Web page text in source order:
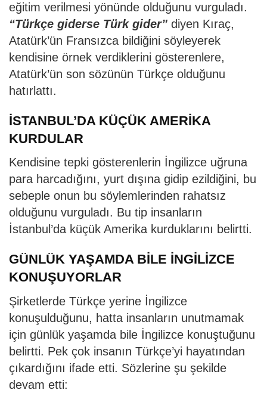
eğitim verilmesi yönünde olduğunu vurguladı.
“Türkçe giderse Türk gider” diyen Kıraç,
Atatürk’ün Fransızca bildiğini söyleyerek
kendisine örnek verdiklerini gösterenlere,
Atatürk’ün son sözünün Türkçe olduğunu
hatırlattı.
İSTANBUL’DA KÜÇÜK AMERİKA
KURDULAR
Kendisine tepki gösterenlerin İngilizce uğruna
para harcadığını, yurt dışına gidip ezildiğini, bu
sebeple onun bu söylemlerinden rahatsız
olduğunu vurguladı. Bu tip insanların
İstanbul’da küçük Amerika kurduklarını belirtti.
GÜNLÜK YAŞAMDA BİLE İNGİLİZCE
KONUŞUYORLAR
Şirketlerde Türkçe yerine İngilizce
konuşulduğunu, hatta insanların unutmamak
için günlük yaşamda bile İngilizce konuştuğunu
belirtti. Pek çok insanın Türkçe’yi hayatından
çıkardığını ifade etti. Sözlerine şu şekilde
devam etti: